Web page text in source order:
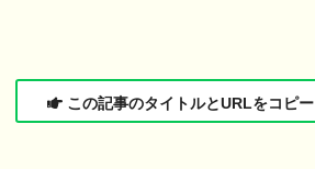
この記事のタイトルとURLをコピー